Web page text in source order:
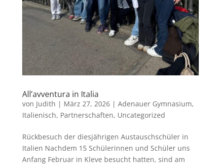
All’avventura in Italia
von Judith | März 27, 2026| Adenauer Gymnasium,
Italienisch, Partnerschaften, Uncategorized
Rückbesuch der diesjährigen Austauschschüler in
Italien Nachdem 15 Schülerinnen und Schüler uns
Anfang Februar in Kleve besucht hatten, sind am